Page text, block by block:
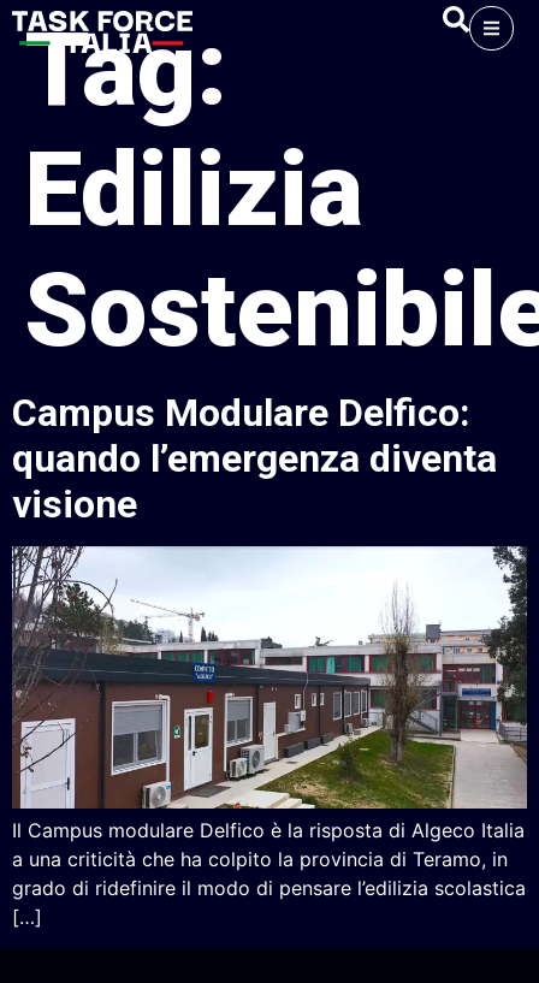
Tag:
Edilizia
Campus Modulare Delfico:
quando l’emergenza diventa
visione
Il Campus modulare Delfico è la risposta di Algeco Italia
a una criticità che ha colpito la provincia di Teramo, in
grado di ridefinire il modo di pensare l’edilizia scolastica
[…]